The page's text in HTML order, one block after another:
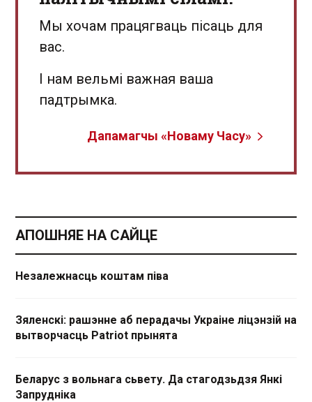
Мы хочам працягваць пісаць для
вас.
І нам вельмі важная ваша
падтрымка.
Дапамагчы «Новаму Часу»
АПОШНЯЕ НА САЙЦЕ
Незалежнасць коштам піва
Зяленскі: рашэнне аб перадачы Украіне ліцэнзій на
вытворчасць Patriot прынята
Беларус з вольнага сьвету. Да стагодзьдзя Янкі
Запрудніка